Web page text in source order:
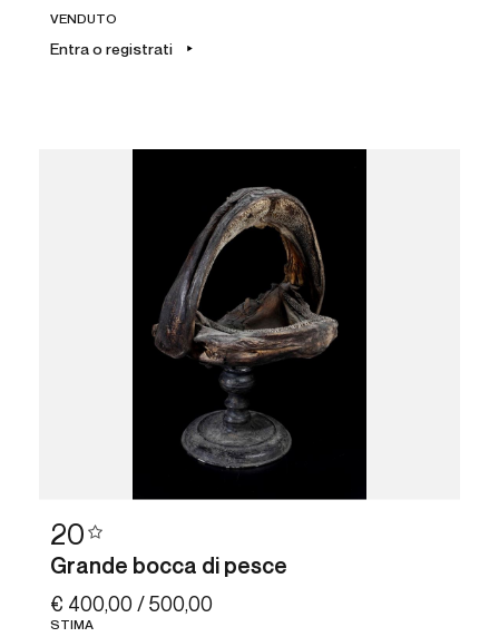
VENDUTO
Entra o registrati
20
Grande bocca di pesce
€ 400,00 / 500,00
STIMA